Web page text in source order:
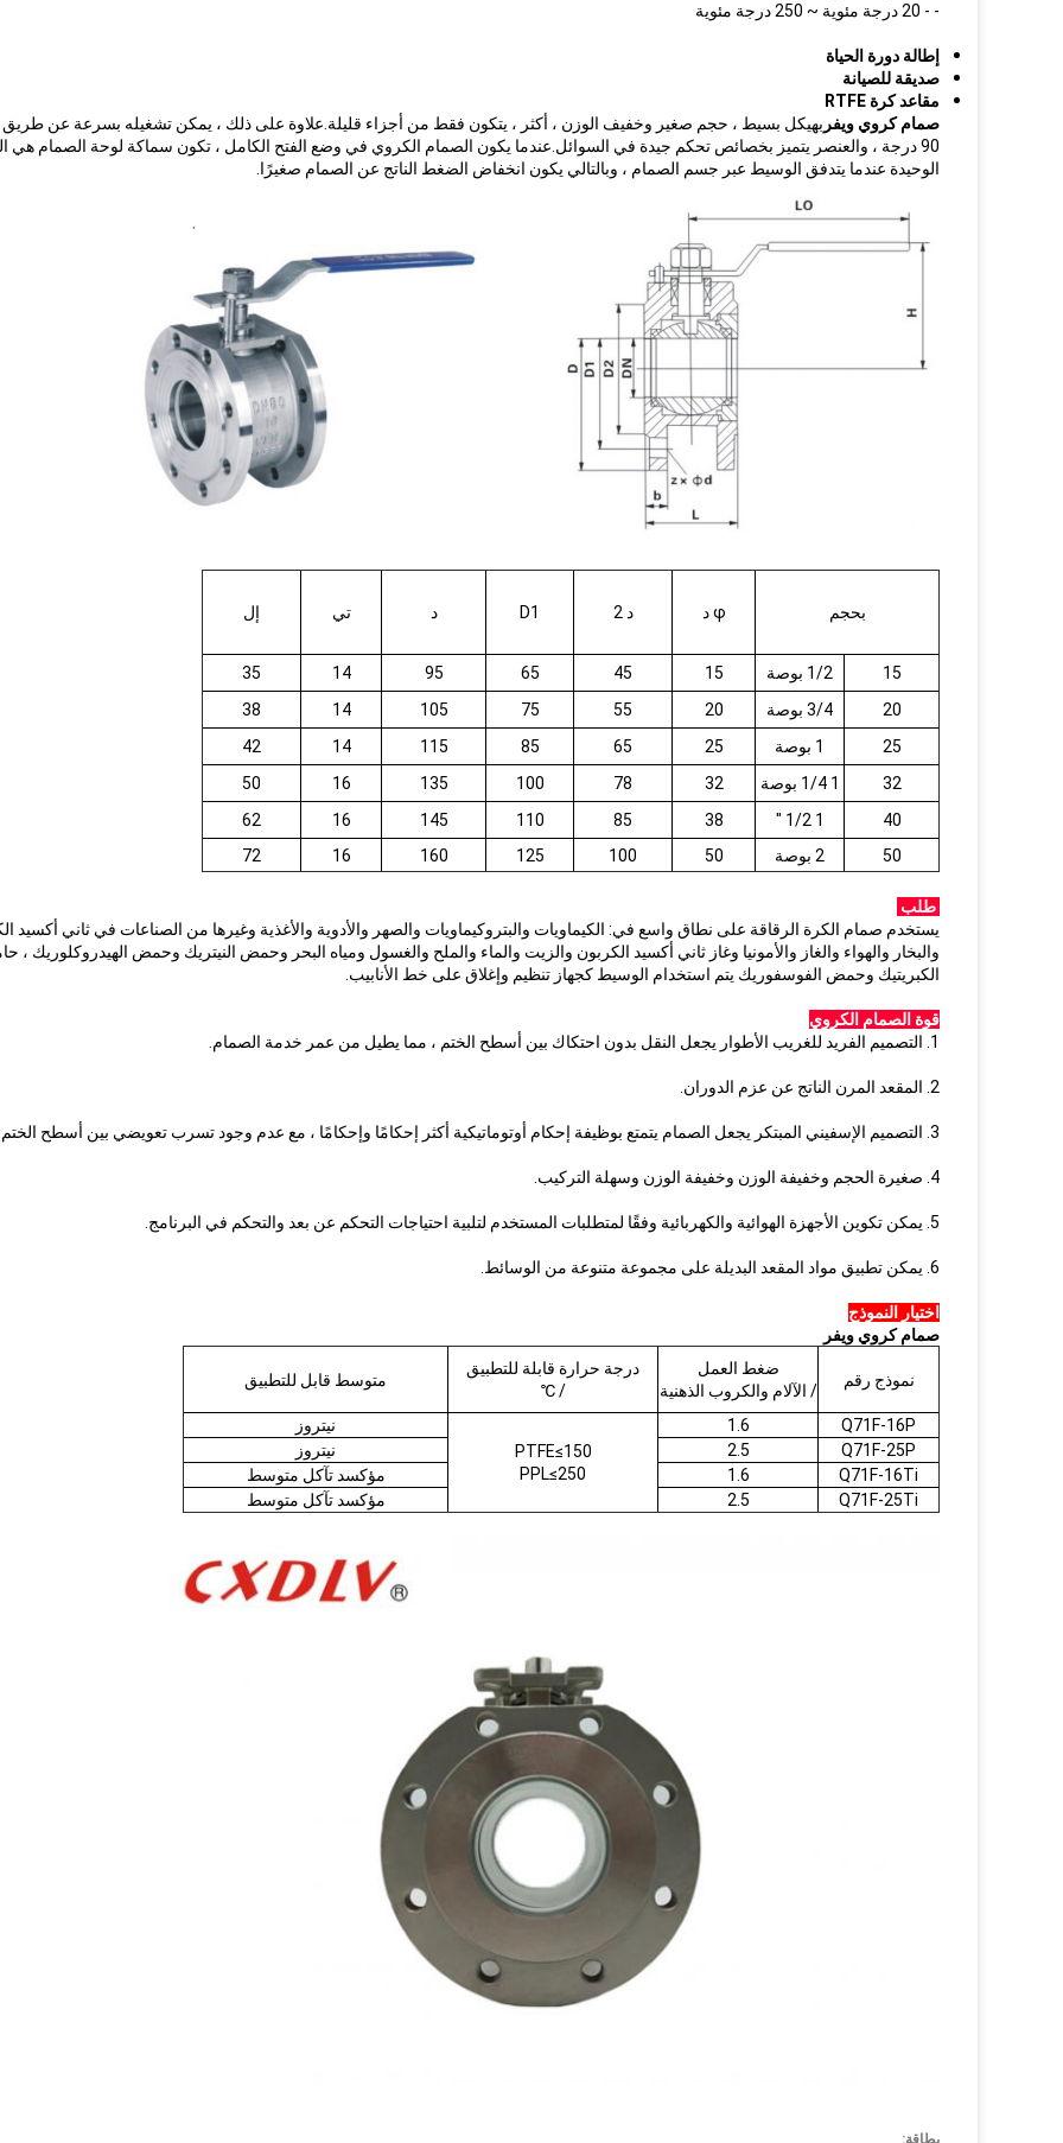
- - 20 درجة مئوية ~ 250 درجة مئوية
إطالة دورة الحياة
صديقة للصيانة
مقاعد كرة RTFE
صمام كروي ويفر بهيكل بسيط ، حجم صغير وخفيف الوزن ، أكثر ، يتكون فقط من أجزاء قليلة.علاوة على ذلك ، يمكن تشغيله بسرعة عن طريق
90 درجة ، والعنصر يتميز بخصائص تحكم جيدة في السوائل.عندما يكون الصمام الكروي في وضع الفتح الكامل ، تكون سماكة لوحة الصمام هي
الوحيدة عندما يتدفق الوسيط عبر جسم الصمام ، وبالتالي يكون انخفاض الضغط الناتج عن الصمام صغيرًا.
بحجم φ د د 2 D1 د تي إل
15 1/2 بوصة 15
45
65
95
14
35
20
3/4 بوصة 20
55
75
105
14
38
25
1 بوصة 25
65
85
115
14
42
32
1 1/4 بوصة 32
78
100
135
16
50
40
1 1/2 "
38
85
110
145
16
62
50
2 بوصة 50
100
125
160
16
72
طلب
يستخدم صمام الكرة الرقاقة على نطاق واسع في: الكيماويات والبتروكيماويات والصهر والأدوية والأغذية وغيرها من الصناعات في ثاني أكسيد
والبخار والهواء والغاز والأمونيا وغاز ثاني أكسيد الكربون والزيت والماء والملح والغسول ومياه البحر وحمض النيتريك وحمض الهيدروكلوريك ،
الكبريتيك وحمض الفوسفوريك يتم استخدام الوسيط كجهاز تنظيم وإغلاق على خط الأنابيب.
قوة الصمام الكروي
1. التصميم الفريد للغريب الأطوار يجعل النقل بدون احتكاك بين أسطح الختم ، مما يطيل من عمر خدمة الصمام.
2. المقعد المرن الناتج عن عزم الدوران.
3. التصميم الإسفيني المبتكر يجعل الصمام يتمتع بوظيفة إحكام أوتوماتيكية أكثر إحكامًا وإحكامًا ، مع عدم وجود تسرب تعويضي بين أسطح الختم.
4. صغيرة الحجم وخفيفة الوزن وخفيفة الوزن وسهلة التركيب.
5. يمكن تكوين الأجهزة الهوائية والكهربائية وفقًا لمتطلبات المستخدم لتلبية احتياجات التحكم عن بعد والتحكم في البرنامج.
6. يمكن تطبيق مواد المقعد البديلة على مجموعة متنوعة من الوسائط.
اختيار النموذج
صمام كروي ويفر
نموذج رقم
ضغط العمل
/ الآلام والكروب الذهنية
درجة حرارة قابلة للتطبيق
/ ℃
متوسط ​​قابل للتطبيق
Q71F-16P
1.6
PTFE≤150
PPL≤250
نيتروز
Q71F-25P
2.5
نيتروز
Q71F-16Ti
1.6
مؤكسد تآكل متوسط
Q71F-25Ti
2.5 مؤكسد تآكل متوسط
بطاقة: